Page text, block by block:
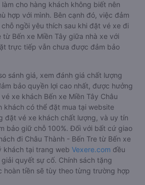
cho hàng khách không biết nên
hợp với mình. Bên cạnh đó, việc đảm
ngồi yêu thích sau khi đặt vé xe đi
từ Bến xe Miền Tây giữa nhà xe với
trực tiếp vẫn chưa được đảm bảo
sánh giá, xem đánh giá chất lượng
bảo quyền lợi cao nhất, được hưởng
xe khách Bến xe Miền Tây Châu
khách có thể đặt mua tại website
đặt vé xe khách chất lượng, và uy tín
bảo giữ chỗ 100%. Đối với bất cứ giao
đi Châu Thành - Bến Tre từ Bến xe
khách tại trang web Vexere.com đều
quyết sự cố. Chính sách tặng
hoàn tiền sẽ tùy theo từng trường hợp